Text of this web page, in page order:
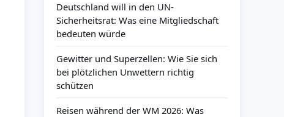
Deutschland will in den UN-
Sicherheitsrat: Was eine Mitgliedschaft
bedeuten würde
Gewitter und Superzellen: Wie Sie sich
bei plötzlichen Unwettern richtig
schützen
Reisen während der WM 2026: Was